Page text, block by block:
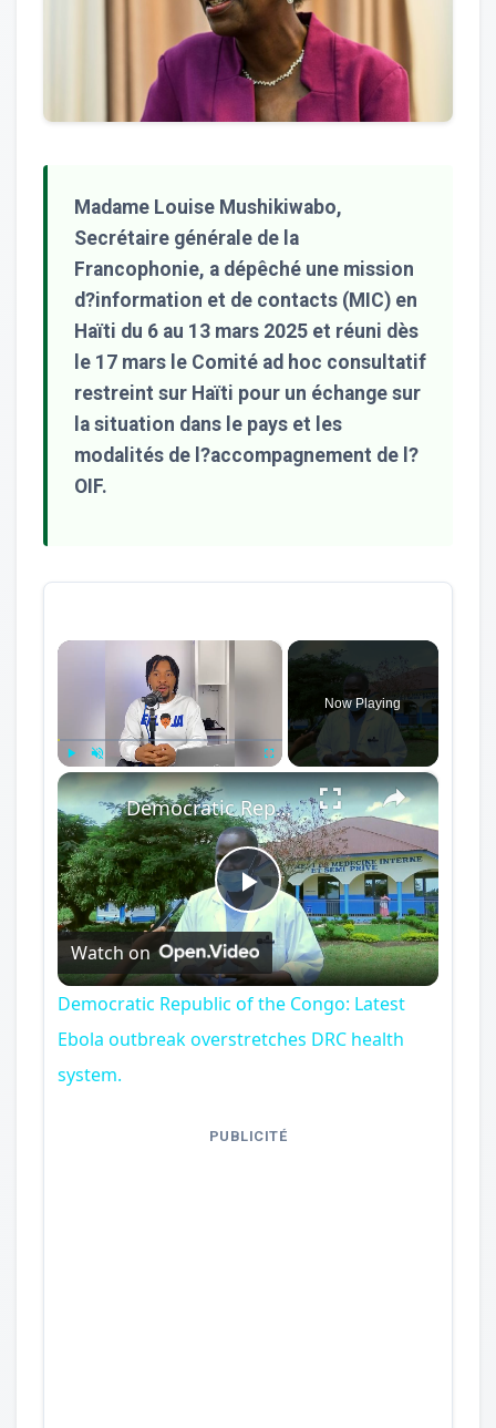
Madame Louise Mushikiwabo,
Secrétaire générale de la
Francophonie, a dépêché une mission
d?information et de contacts (MIC) en
Haïti du 6 au 13 mars 2025 et réuni dès
le 17 mars le Comité ad hoc consultatif
restreint sur Haïti pour un échange sur
la situation dans le pays et les
modalités de l?accompagnement de l?
OIF.
×
Now Playing
×
Play
Video
Democratic Republic of the Congo: Latest Ebola outbreak overstretches DRC health system.
Watch on
Democratic Republic of the Congo: Latest
Ebola outbreak overstretches DRC health
system.
PUBLICITÉ